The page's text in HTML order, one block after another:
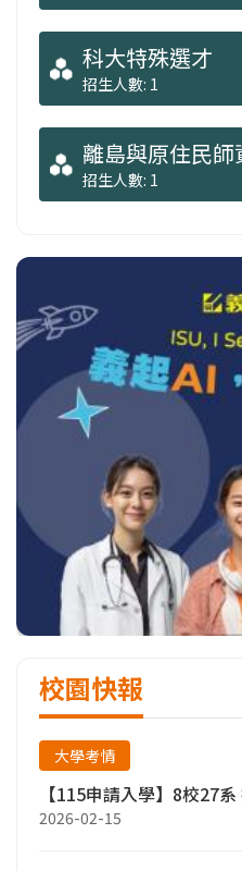
科大特殊選才
招生人數: 1
離島與原住民
招生人數: 1
校園快報
大學考情
【115申請入學】8校27
2026-02-15